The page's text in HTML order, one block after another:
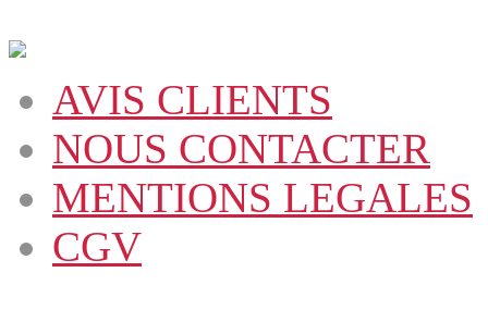
AVIS CLIENTS
NOUS CONTACTER
MENTIONS LEGALES
CGV